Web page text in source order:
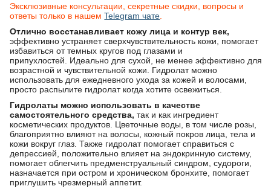
Эксклюзивные консультации, секретные скидки, вопросы и
ответы только в нашемTelegram чате.
Отлично восстанавливает кожу лица и контур век,
эффективно устраняет сверхчувствительность кожи, помогает
избавиться от темных кругов под глазами и
припухлостей. Идеально для сухой, не менее эффективно для
возрастной и чувствительной кожи. Гидролат можно
использовать для ежедневного ухода за кожей и волосами,
просто распылите гидролат когда хотите освежиться.
Гидролаты можно использовать в качестве
самостоятельного средства, так и как ингредиент
косметических продуктов. Цветочные воды, в том числе розы,
благоприятно влияют на волосы, кожный покров лица, тела и
кожи вокруг глаз. Также гидролат помогает справиться с
депрессией, положительно влияет на эндокринную систему,
помогает облегчить предменструальный синдром, судороги,
назначается при остром и хроническом бронхите, помогает
приглушить чрезмерный аппетит.